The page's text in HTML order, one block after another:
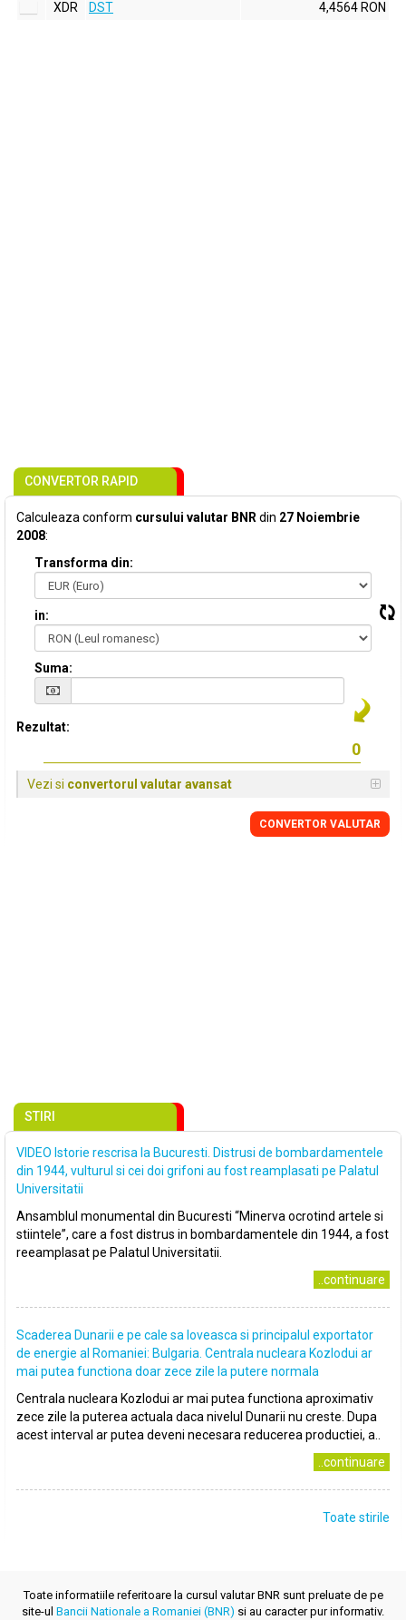
XDR
DST 4,4564 RON
CONVERTOR RAPID
Calculeaza conform cursului valutar BNR din 27 Noiembrie
2008:
Transforma din:
in:
Suma:
Rezultat:
Vezi si convertorul valutar avansat
CONVERTOR VALUTAR
STIRI
VIDEO Istorie rescrisa la Bucuresti. Distrusi de bombardamentele
din 1944, vulturul si cei doi grifoni au fost reamplasati pe Palatul
Universitatii
Ansamblul monumental din Bucuresti “Minerva ocrotind artele si
stiintele”, care a fost distrus in bombardamentele din 1944, a fost
reeamplasat pe Palatul Universitatii.
..continuare
Scaderea Dunarii e pe cale sa loveasca si principalul exportator
de energie al Romaniei: Bulgaria. Centrala nucleara Kozlodui ar
mai putea functiona doar zece zile la putere normala
Centrala nucleara Kozlodui ar mai putea functiona aproximativ
zece zile la puterea actuala daca nivelul Dunarii nu creste. Dupa
acest interval ar putea deveni necesara reducerea productiei, a..
..continuare
Toate stirile
Toate informatiile referitoare la cursul valutar BNR sunt preluate de pe
site-ul Bancii Nationale a Romaniei (BNR) si au caracter pur informativ.